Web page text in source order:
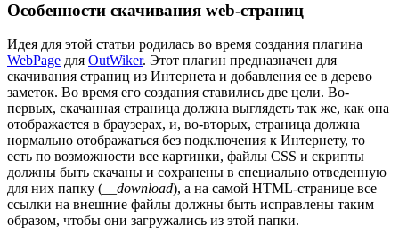
Особенности скачивания web-страниц
Идея для этой статьи родилась во время создания плагина
WebPage для OutWiker. Этот плагин предназначен для
скачивания страниц из Интернета и добавления ее в дерево
заметок. Во время его создания ставились две цели. Во-
первых, скачанная страница должна выглядеть так же, как она
отображается в браузерах, и, во-вторых, страница должна
нормально отображаться без подключения к Интернету, то
есть по возможности все картинки, файлы CSS и скрипты
должны быть скачаны и сохранены в специально отведенную
для них папку ( __download), а на самой HTML-странице все
ссылки на внешние файлы должны быть исправлены таким
образом, чтобы они загружались из этой папки.